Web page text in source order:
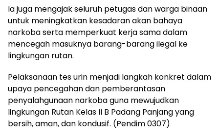
Ia juga mengajak seluruh petugas dan warga binaan
untuk meningkatkan kesadaran akan bahaya
narkoba serta memperkuat kerja sama dalam
mencegah masuknya barang-barang ilegal ke
lingkungan rutan.
Pelaksanaan tes urin menjadi langkah konkret dalam
upaya pencegahan dan pemberantasan
penyalahgunaan narkoba guna mewujudkan
lingkungan Rutan Kelas II B Padang Panjang yang
bersih, aman, dan kondusif. (Pendim 0307)